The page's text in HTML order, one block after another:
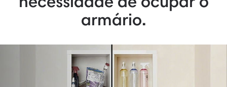
armário.